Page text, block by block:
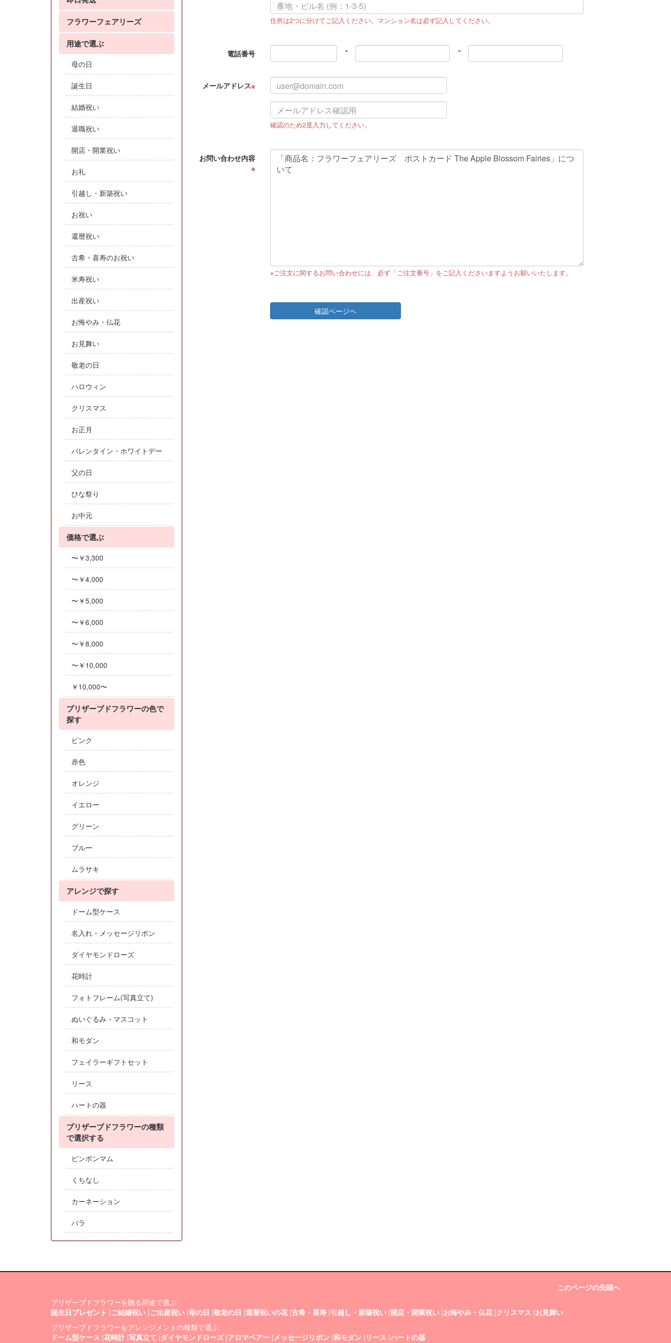
住所は2つに分けてご記入ください。マンション名は必ず記入してください。
電話番号 - -
メールアドレス※
確認のため2度入力してください。
お問い合わせ内容
※
※ご注文に関するお問い合わせには、必ず「ご注文番号」をご記入くださいますようお願いいたします。
確認ページヘ
フラワーフェアリーズ
用途で選ぶ
母の日
誕生日
結婚祝い
退職祝い
開店・開業祝い
お礼
引越し・新築祝い
お祝い
還暦祝い
古希・喜寿のお祝い
米寿祝い
出産祝い
お悔やみ・仏花
お見舞い
敬老の日
ハロウィン
クリスマス
お正月
バレンタイン・ホワイトデー
父の日
ひな祭り
お中元
価格で選ぶ
〜￥3,300
〜￥4,000
〜￥5,000
〜￥6,000
〜￥8,000
〜￥10,000
￥10,000〜
プリザーブドフラワーの色で
探す
ピンク
赤色
オレンジ
イエロー
グリーン
ブルー
ムラサキ
アレンジで探す
ドーム型ケース
名入れ・メッセージリボン
ダイヤモンドローズ
花時計
フォトフレーム(写真立て)
ぬいぐるみ・マスコット
和モダン
フェイラーギフトセット
リース
ハートの器
プリザーブドフラワーの種類
で選択する
ピンポンマム
くちなし
カーネーション
バラ
このページの先頭へ
プリザーブドフラワーを贈る用途で選ぶ
誕生日プレゼント |ご結婚祝い |ご出産祝い |母の日 |敬老の日 |還暦祝いの花 |古希・喜寿 |引越し・新築祝い |開店・開業祝い |お悔やみ・仏花 |クリスマス |お見舞い
プリザーブドフラワーをアレンジメントの種類で選ぶ
ドーム型ケース |花時計 |写真立て |ダイヤモンドローズ|アロマベアー |メッセージリボン |和モダン | リース |ハートの器